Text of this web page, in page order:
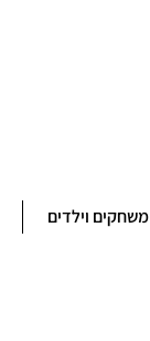
משחקים וילדים